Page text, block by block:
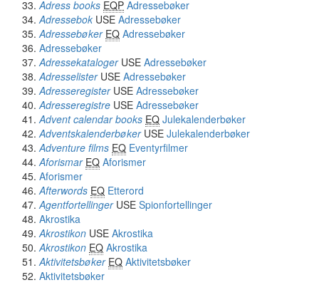
Adress books EQP Adressebøker
Adressebok USE Adressebøker
Adressebøker EQ Adressebøker
Adressebøker
AdressekatalogerUSE Adressebøker
AdresselisterUSE Adressebøker
AdresseregisterUSE Adressebøker
Adresseregistre USE Adressebøker
Advent calendar books EQ Julekalenderbøker
AdventskalenderbøkerUSE Julekalenderbøker
Adventure films EQ Eventyrfilmer
Aforismar EQ Aforismer
Aforismer
Afterwords EQ Etterord
AgentfortellingerUSE Spionfortellinger
Akrostika
Akrostikon USE Akrostika
Akrostikon EQ Akrostika
Aktivitetsbøker EQ Aktivitetsbøker
Aktivitetsbøker